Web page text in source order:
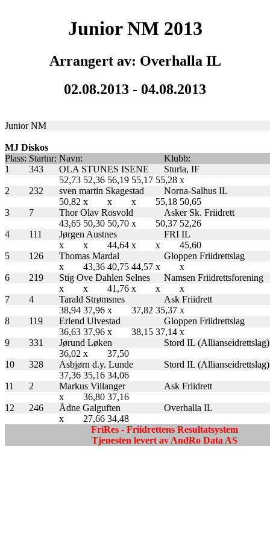
Junior NM 2013
Arrangert av: Overhalla IL
02.08.2013 - 04.08.2013
Junior NM
MJ Diskos
Plass: Startnr: Navn:
Klubb:
1
343 OLA STUNES ISENE
Sturla, IF
52,73 52,36 56,19 55,17 55,28 x
2
232 sven martin Skagestad
Norna-Salhus IL
50,82 x x x 55,18 50,65
3
7 Thor Olav Rosvold
Asker Sk. Friidrett
43,65 50,30 50,70 x 50,37 52,26
4
111 Jørgen Austnes
FRI IL
x
x 44,64 x x
45,60
5
126 Thomas Mardal
Gloppen Friidrettslag
x
43,36 40,75 44,57 x
x
6
219 Stig Ove Dahlen Selnes
Namsen Friidrettsforening
x
x 41,76 x x
x
7
4 Tarald Strømsnes
Ask Friidrett
38,94 37,96 x 37,82 35,37 x
8
119 Erlend Ulvestad
Gloppen Friidrettslag
36,63 37,96 x 38,15 37,14 x
9
331 Jørund Løken
Stord IL (Allianseidrettslag)
36,02 x
37,50
10
328 Asbjørn d.y. Lunde
Stord IL (Allianseidrettslag)
37,36 35,16 34,06
11
2 Markus Villanger
Ask Friidrett
x
36,80 37,16
12
246 Ådne Galguften
Overhalla IL
x
27,66 34,48
FriRes - Friidrettens Resultatsystem
Tjenesten levert av AndRo Data AS